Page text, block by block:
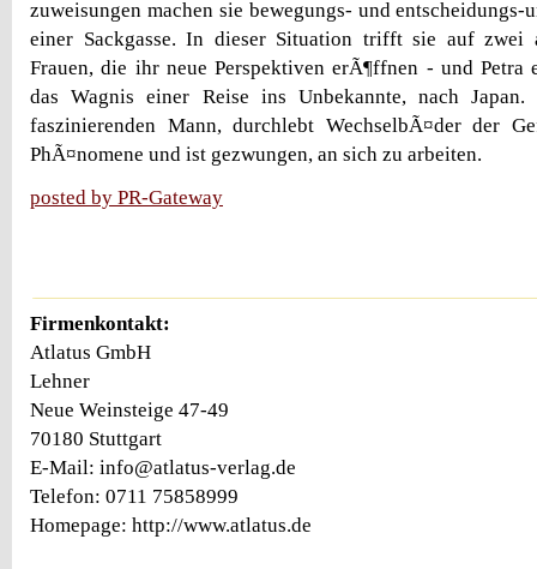
zuweisungen machen sie bewegungs- und
einer Sackgasse. In dieser Situation trifft sie auf zwei
Frauen, die ihr neue Perspektiven erÃ¶ffnen - und
das Wagnis einer Reise ins Unbekannte, nach
faszinierenden Mann, durchlebt WechselbÃ¤der der
PhÃ¤nomene und ist gezwungen, an sich zu arbeiten.
posted by PR-Gateway
Firmenkontakt:
Atlatus GmbH
Lehner
Neue Weinsteige 47-49
70180 Stuttgart
E-Mail: info@atlatus-verlag.de
Telefon: 0711 75858999
Homepage: http://www.atlatus.de